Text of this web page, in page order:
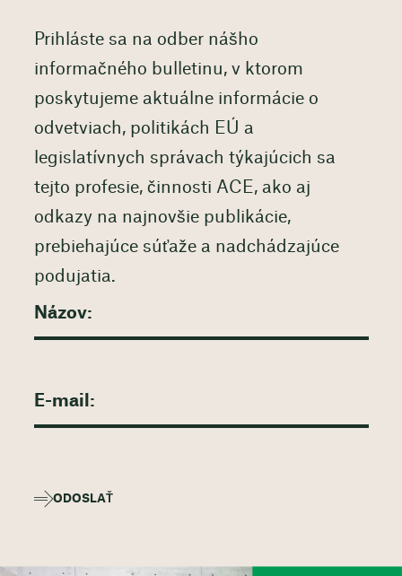
Prihláste sa na odber nášho
informačného bulletinu, v ktorom
poskytujeme aktuálne informácie o
odvetviach, politikách EÚ a
legislatívnych správach týkajúcich sa
tejto profesie, činnosti ACE, ako aj
odkazy na najnovšie publikácie,
prebiehajúce súťaže a nadchádzajúce
podujatia.
ODOSLAŤ